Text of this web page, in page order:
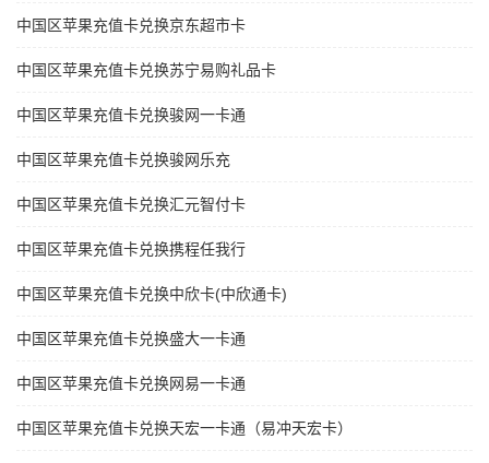
中国区苹果充值卡兑换京东超市卡
中国区苹果充值卡兑换苏宁易购礼品卡
中国区苹果充值卡兑换骏网一卡通
中国区苹果充值卡兑换骏网乐充
中国区苹果充值卡兑换汇元智付卡
中国区苹果充值卡兑换携程任我行
中国区苹果充值卡兑换中欣卡(中欣通卡)
中国区苹果充值卡兑换盛大一卡通
中国区苹果充值卡兑换网易一卡通
中国区苹果充值卡兑换天宏一卡通（易冲天宏卡）